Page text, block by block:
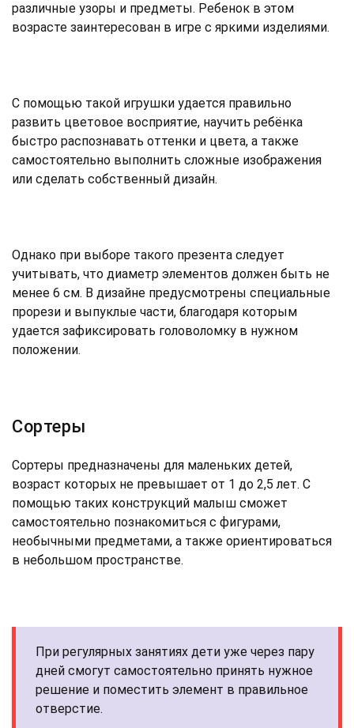
различные узоры и предметы. Ребенок в этом
возрасте заинтересован в игре с яркими изделиями.
С помощью такой игрушки удается правильно
развить цветовое восприятие, научить ребёнка
быстро распознавать оттенки и цвета, а также
самостоятельно выполнить сложные изображения
или сделать собственный дизайн.
Однако при выборе такого презента следует
учитывать, что диаметр элементов должен быть не
менее 6 см. В дизайне предусмотрены специальные
прорези и выпуклые части, благодаря которым
удается зафиксировать головоломку в нужном
положении.
Сортеры
Сортеры предназначены для маленьких детей,
возраст которых не превышает от 1 до 2,5 лет. С
помощью таких конструкций малыш сможет
самостоятельно познакомиться с фигурами,
необычными предметами, а также ориентироваться
в небольшом пространстве.
При регулярных занятиях дети уже через пару
дней смогут самостоятельно принять нужное
решение и поместить элемент в правильное
отверстие.